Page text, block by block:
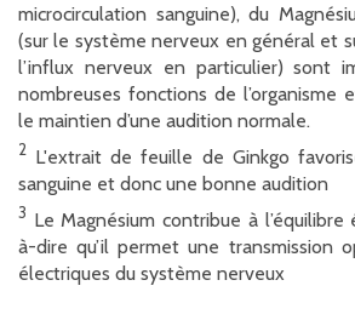
microcirculation sanguine), du
(sur le système nerveux en général et
l’influx nerveux en particulier) sont
nombreuses fonctions de l’organisme
le maintien d’une audition normale.
2 L'extrait de feuille de Ginkgo
sanguine et donc une bonne audition
3 Le Magnésium contribue à
à-dire qu’il permet une transmission
électriques du système nerveux